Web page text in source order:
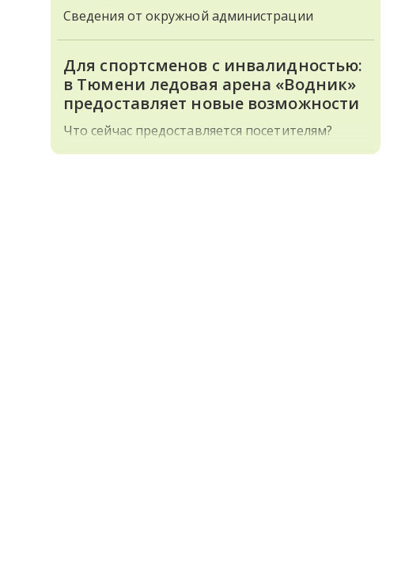
Сведения от окружной администрации
Для спортсменов с инвалидностью:
в Тюмени ледовая арена «Водник»
предоставляет новые возможности
Что сейчас предоставляется посетителям?